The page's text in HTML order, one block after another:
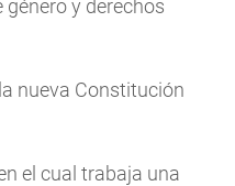
y derechos
nueva Constitución
el cual trabaja una